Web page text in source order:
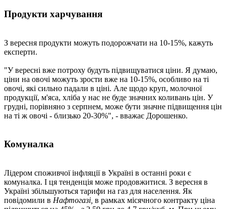
Продукти харчування
З вересня продукти можуть подорожчати на 10-15%, кажуть
експерти.
"У вересні вже потроху будуть підвищуватися ціни. Я думаю,
ціни на овочі можуть зрости вже на 10-15%, особливо на ті
овочі, які сильно падали в ціні. Але щодо круп, молочної
продукції, м'яса, хліба у нас не буде значних коливань цін. У
грудні, порівняно з серпнем, може бути значне підвищення цін
на ті ж овочі - близько 20-30%", - вважає Дорошенко.
Комуналка
Лідером споживчої інфляції в Україні в останні роки є
комуналка. І ця тенденція може продовжитися. З вересня в
Україні збільшуються тарифи на газ для населення. Як
повідомили в Нафтогазі, в рамках місячного контракту ціна